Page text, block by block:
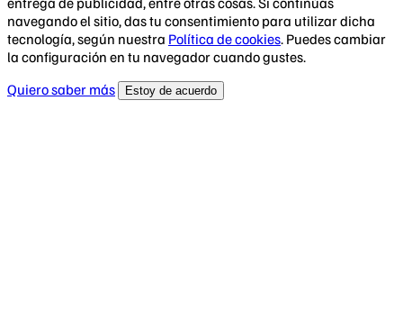
navegando el sitio, das tu consentimiento para utilizar dicha
tecnología, según nuestra Política de cookies. Puedes cambiar
la configuración en tu navegador cuando gustes.
Quiero saber más
Estoy de acuerdo